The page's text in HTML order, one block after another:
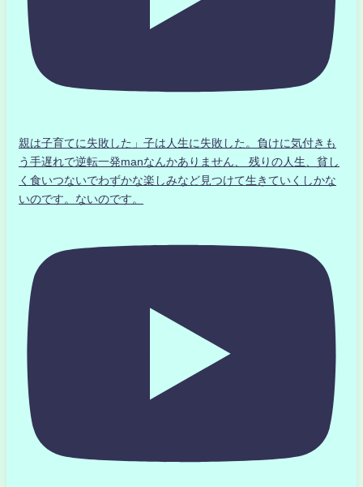
親は子育てに失敗した」子は人生に失敗した。負けに気付きも
う手遅れで逆転一発manなんかありません、 残りの人生、貧し
く食いつないでわずかな楽しみなど見つけて生きていくしかな
いのです。ないのです。